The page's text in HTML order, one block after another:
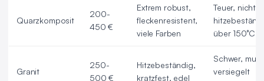
Quarzkomposit
200-
450 €
Extrem robust,
fleckenresistent,
viele Farben
Teuer, nicht
über 150°C
Granit
250-
500 €
Hitzebeständig,
kratzfest, edel
Schwer, muss
versiegelt